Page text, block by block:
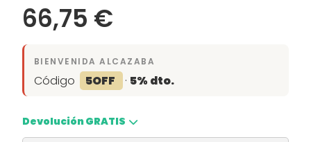
66,75 €
BIENVENIDA ALCAZABA
Código 5OFF · 5% dto.
Devolución GRATIS